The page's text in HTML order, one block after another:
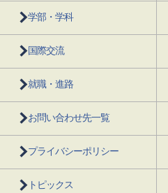
学部・学科
国際交流
就職・進路
お問い合わせ先一覧
プライバシーポリシー
トピックス